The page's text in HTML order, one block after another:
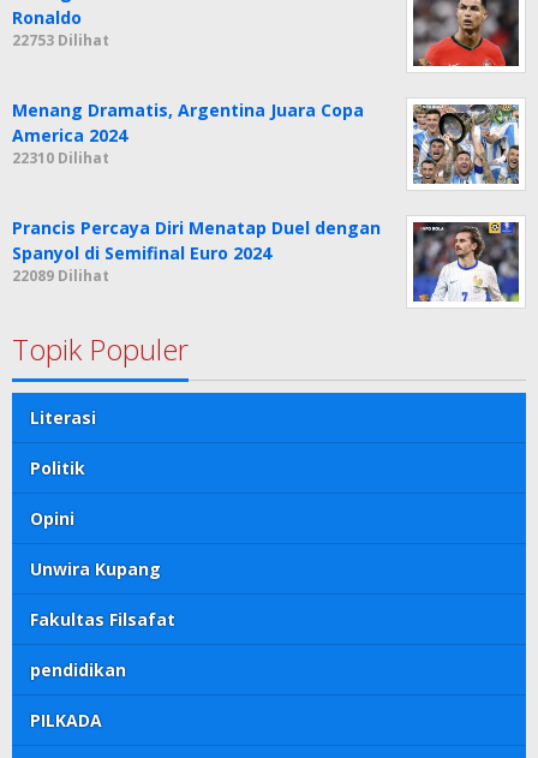
Ronaldo
22753 Dilihat
Menang Dramatis, Argentina Juara Copa
America 2024
22310 Dilihat
Prancis Percaya Diri Menatap Duel dengan
Spanyol di Semifinal Euro 2024
22089 Dilihat
Topik Populer
Literasi
Politik
Opini
Unwira Kupang
Fakultas Filsafat
pendidikan
PILKADA